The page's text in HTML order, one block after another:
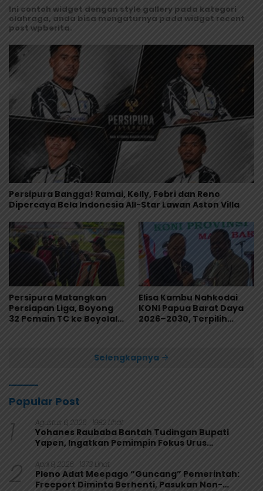
Ini contoh widget dengan style gallery pada kategori
olahraga, anda bisa mengaturnya pada widget recent
post wpberita.
Persipura Bangga! Ramai, Kelly, Febri dan Reno
Dipercaya Bela Indonesia All-Star Lawan Aston Villa
Persipura Matangkan
Persiapan Liga, Boyong
32 Pemain TC ke Boyolali
Elisa Kambu Nahkodai
KONI Papua Barat Daya
2026–2030, Terpilih
Selengkapnya
Popular Post
1 Agustus 6, 2026 1982 Lihat
Yohanes Raubaba Bantah Tudingan Bupati
Yapen, Ingatkan Pemimpin Fokus Urus
2 April 9, 2026 1373 Lihat
Pleno Adat Meepago “Guncang” Pemerintah:
Freeport Diminta Berhenti, Pasukan Non-